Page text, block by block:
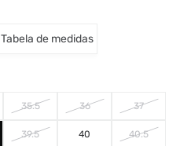
Tabela de medidas
35.5 36 37
39.5 40 40.5